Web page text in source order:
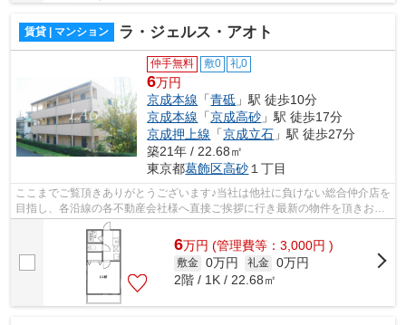
賃貸 | マンション ラ・ジェルス・アオト
仲手無料 敷0 礼0
6万円
京成本線 「青砥 」駅 徒歩10分
京成本線 「京成高砂 」駅 徒歩17分
京成押上線 「京成立石 」駅 徒歩27分
築21年 / 22.68㎡
東京都葛飾区高砂 １丁目
ここまでご覧頂きありがとうございます♪当社は他社に負けない総合仲介店を
目指し、各沿線の各不動産会社様へ直接ご挨拶に行き最新の物件を頂きお客
様へ提供しております！最新の情報は...
6万円 (管理費等：3,000円 )
敷金 0万円 礼金 0万円
2階 / 1K / 22.68㎡